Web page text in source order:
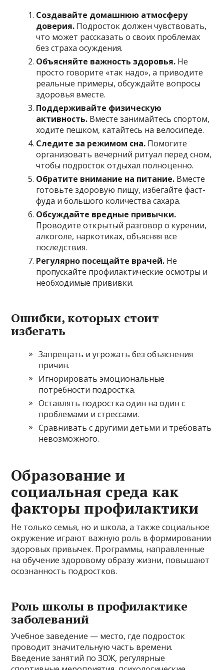
Создавайте домашнюю атмосферу
доверия. Подросток должен чувствовать,
что может рассказать о своих проблемах
без страха осуждения.
Объясняйте важность здоровья. Не
просто говорите «так надо», а приводите
реальные примеры, обсуждайте вопросы
здоровья вместе.
Поддерживайте физическую
активность. Вместе занимайтесь спортом,
ходите пешком, катайтесь на велосипеде.
Следите за режимом сна. Помогите
организовать вечерний ритуал перед сном,
чтобы подросток отдыхал полноценно.
Обратите внимание на питание. Вместе
готовьте здоровую пищу, избегайте фаст-
фуда и большого количества сахара.
Обсуждайте вредные привычки.
Проводите открытый разговор о курении,
алкоголе, наркотиках, объясняя все
последствия.
Регулярно посещайте врачей. Не
пропускайте профилактические осмотры и
необходимые прививки.
Ошибки, которых стоит
избегать
Запрещать и угрожать без объяснения
причин.
Игнорировать эмоциональные
потребности подростка.
Оставлять подростка один на один с
проблемами и стрессами.
Сравнивать с другими детьми и требовать
невозможного.
Образование и
социальная среда как
факторы профилактики
Не только семья, но и школа, а также социальное
окружение играют важную роль в формировании
здоровых привычек. Программы, направленные
на обучение здоровому образу жизни, повышают
осознанность подростков.
Роль школы в профилактике
заболеваний
Учебное заведение — место, где подросток
проводит значительную часть времени.
Введение занятий по ЗОЖ, регулярные